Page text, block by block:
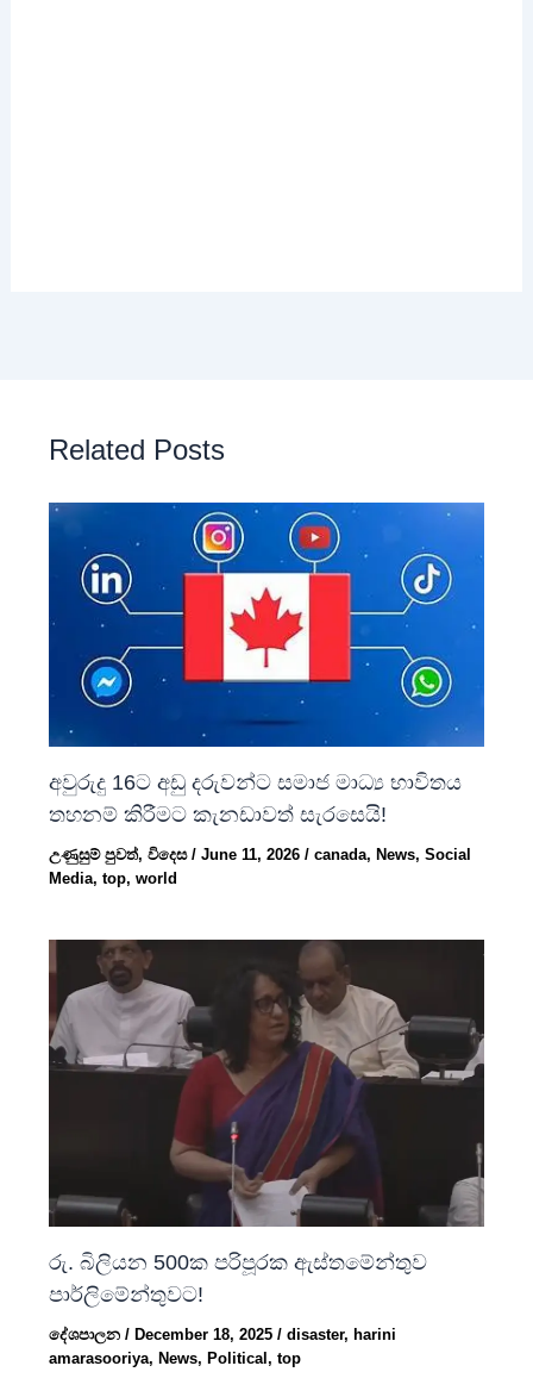
Related Posts
අවුරුදු 16ට අඩු දරුවන්ට සමාජ මාධ්‍ය භාවිතය
තහනම් කිරීමට කැනඩාවත් සැරසෙයි!
උණුසුම් පුවත්,විදෙස/June 11, 2026/canada, News,Social
Media,top,world
රු. බිලියන 500ක පරිපූරක ඇස්තමේන්තුව
පාර්ලිමේන්තුවට!
දේශපාලන / December 18, 2025/disaster, harini
amarasooriya, News, Political,top